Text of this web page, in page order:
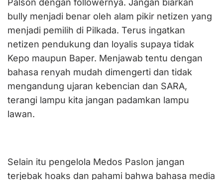
Palson dengan followernya. Jangan biarkan
bully menjadi benar oleh alam pikir netizen yang
menjadi pemilih di Pilkada. Terus ingatkan
netizen pendukung dan loyalis supaya tidak
Kepo maupun Baper. Menjawab tentu dengan
bahasa renyah mudah dimengerti dan tidak
mengandung ujaran kebencian dan SARA,
terangi lampu kita jangan padamkan lampu
lawan.
Selain itu pengelola Medos Paslon jangan
terjebak hoaks dan pahami bahwa bahasa media